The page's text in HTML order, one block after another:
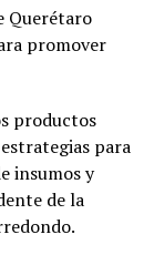
Querétaro
promover
productos
para
insumos y
de la